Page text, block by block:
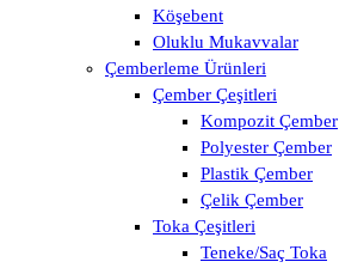
Köşebent
Oluklu Mukavvalar
Çemberleme Ürünleri
Çember Çeşitleri
Kompozit Çember
Polyester Çember
Plastik Çember
Çelik Çember
Toka Çeşitleri
Teneke/Saç Toka